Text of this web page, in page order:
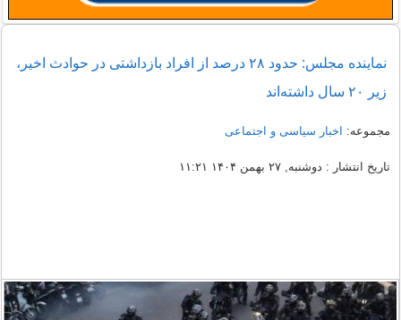
نماینده مجلس: حدود ۲۸ درصد از افراد بازداشتی در حوادث اخیر،
زیر ۲۰ سال داشته‌اند
مجموعه: اخبار سیاسی و اجتماعی
تاریخ انتشار : دوشنبه, ۲۷ بهمن ۱۴۰۴ ۱۱:۲۱